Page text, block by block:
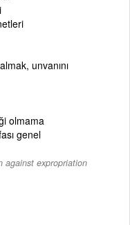
unvanını
olmama
genel
against expropriation